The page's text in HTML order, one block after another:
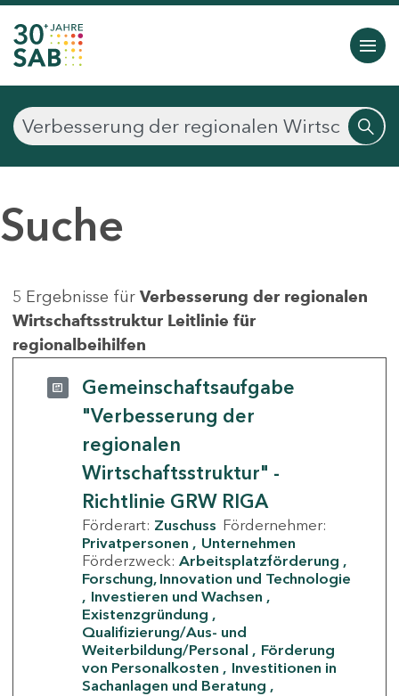
Suche
5 Ergebnisse für Verbesserung der regionalen
Wirtschaftsstruktur Leitlinie für
regionalbeihilfen
Gemeinschaftsaufgabe
"Verbesserung der
regionalen
Wirtschaftsstruktur" -
Richtlinie GRW RIGA
Förderart: Zuschuss Fördernehmer:
Privatpersonen
Unternehmen
Förderzweck: Arbeitsplatzförderung
Forschung, Innovation und Technologie
Investieren und Wachsen
Existenzgründung
Qualifizierung/Aus- und
Weiterbildung/Personal
Förderung
von Personalkosten
Investitionen in
Sachanlagen und Beratung